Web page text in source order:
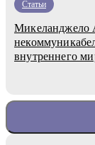
Статьи
Микеланджело
внутреннего